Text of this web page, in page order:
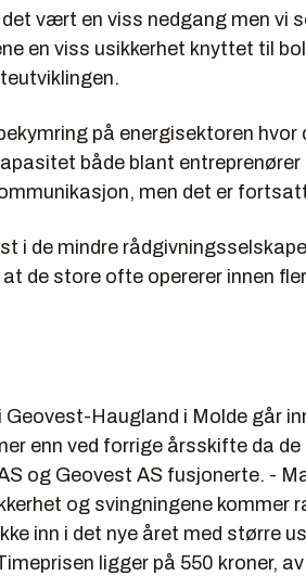
vært en viss nedgang men vi
en viss usikkerhet knyttet til
på energisektoren
både blant
men det er
i de mindre
de store ofte opererer innen
Haugland i Molde går
enn ved forrige årsskifte da
og Geovest AS fusjonerte. -
og svingningene kommer
inn i det nye året med større
ligger på 550 kroner,